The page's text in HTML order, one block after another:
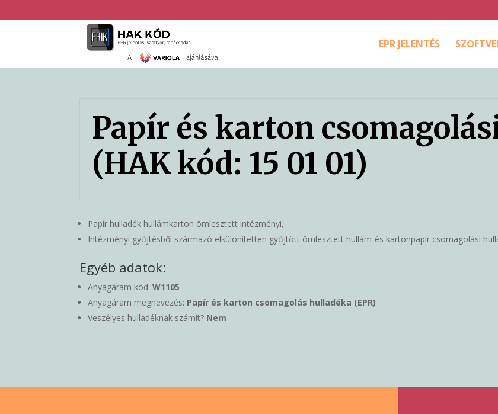
EPR JELENTÉS
Papír és karton
(HAK kód: 15 01 01)
Papír hulladék hullámkarton ömlesztett intézményi,
Intézményi gyűjtésből származó elkülönítetten gyűjtött ömlesztett hullám-és kartonpapír csomagolási
Egyéb adatok:
Anyagáram kód:W1105
Anyagáram megnevezés: Papír és karton csomagolás hulladéka (EPR)
Veszélyes hulladéknak számít? Nem